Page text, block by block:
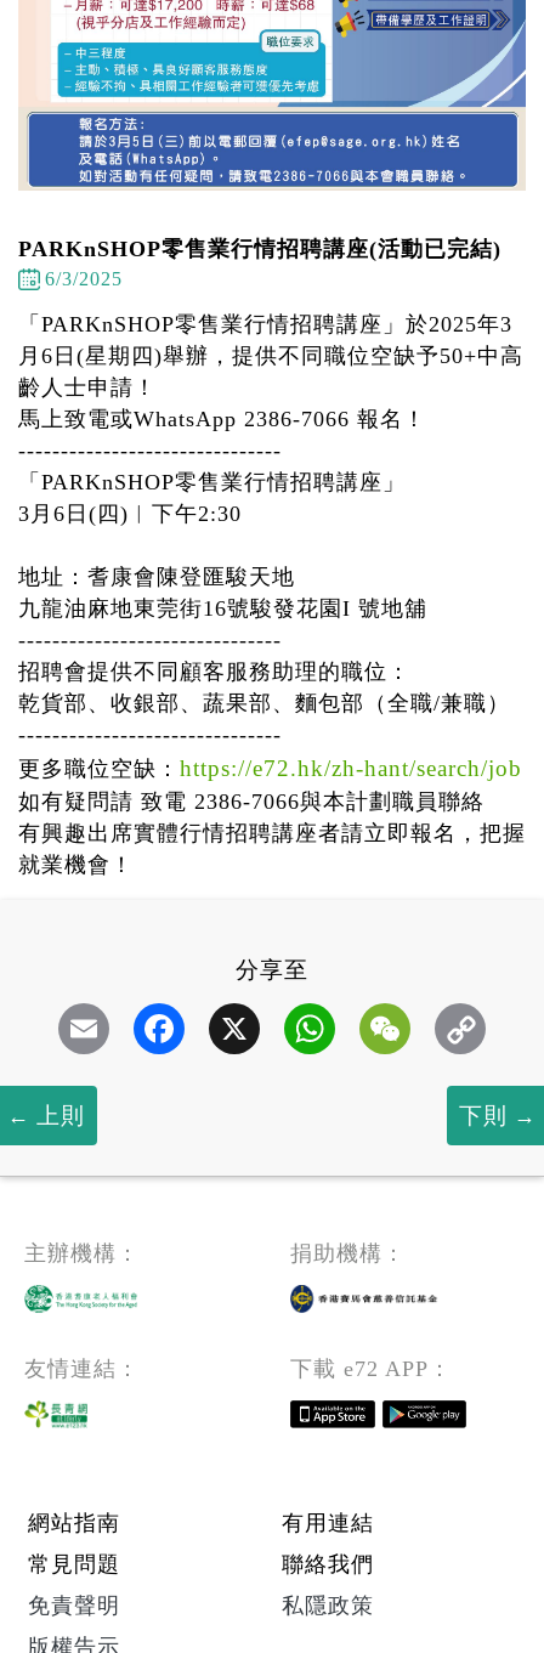
PARKnSHOP零售業行情招聘講座(活動已完結)
6/3/2025
「PARKnSHOP零售業行情招聘講座」於2025年3
月6日(星期四)舉辦，提供不同職位空缺予50+中高
齡人士申請！
馬上致電或WhatsApp 2386-7066 報名！
-------------------------------
「PARKnSHOP零售業行情招聘講座」
3月6日(四)︱下午2:30
地址：耆康會陳登匯駿天地
九龍油麻地東莞街16號駿發花園I 號地舖
-------------------------------
招聘會提供不同顧客服務助理的職位：
乾貨部、收銀部、蔬果部、麵包部（全職/兼職）
-------------------------------
更多職位空缺： https://e72.hk/zh-hant/search/job
如有疑問請 致電 2386-7066與本計劃職員聯絡
有興趣出席實體行情招聘講座者請立即報名，把握
就業機會！
上則 下則
分享至
Email Facebook
X WhatsAppWeChat
主辦機構： 捐助機構：
友情連結： 下載 e72 APP：
Footer menu
網站指南
有用連結
常見問題
聯絡我們
免責聲明
私隱政策
版權告示